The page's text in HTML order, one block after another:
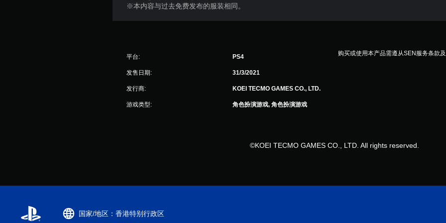
※本内容与过去免费发布的服装相同。
平台: PS4
发售日期: 31/3/2021
发行商: KOEI TECMO GAMES CO., LTD.
游戏类型: 角色扮演游戏, 角色扮演游戏
购买或使用本产品需遵从SEN服务条款及
©KOEI TECMO GAMES CO., LTD. All rights reserved.
国家/地区：香港特别行政区